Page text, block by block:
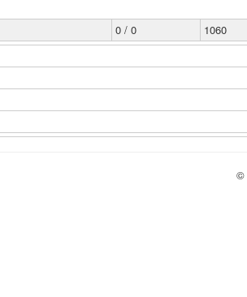
0 / 0 1060
©